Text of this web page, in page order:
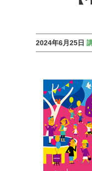
2024年6月25日